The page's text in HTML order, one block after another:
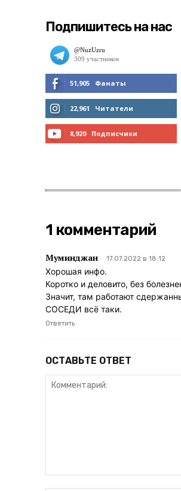
Подпишитесь на нас
51,905 Фанаты
МНЕ НРАВИТСЯ
22,961 Читатели
8,920 Подписчики
1 комментарий
Муминджан 17.07.2022 в 18:12
Хорошая инфо.
Коротко и деловито, без
Значит, там работают
СОСЕДИ всё таки.
Ответить
ОСТАВЬТЕ ОТВЕТ